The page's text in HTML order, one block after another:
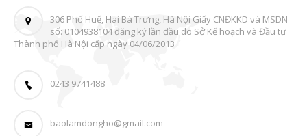
306 Phố Huế, Hai Bà Trưng, Hà Nội Giấy CNĐKKD và MSDN
số: 0104938104 đăng ký lần đầu do Sở Kế hoạch và Đầu tư
Thành phố Hà Nội cấp ngày 04/06/2013
0243 9741488
baolamdongho@gmail.com